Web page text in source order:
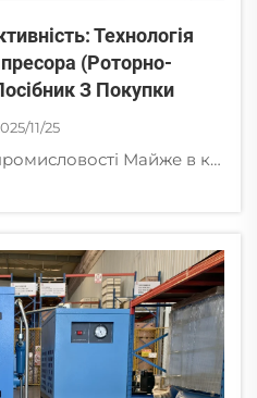
Технологія
(роторно-
З Покупки
11/25
Вступ: Серце сучасної промисловості Майже в кожному промисловому секторі — включаючи виробництво, автомобільну, текстильну, електроніку та харчову промисловість — стиснене повітря вважається «четвертою комунальною послугою» після електроенергії та...